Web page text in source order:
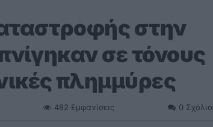
στην
σε τόνους
πλημμύρες
482 Εμφανίσεις 0 Σχόλια